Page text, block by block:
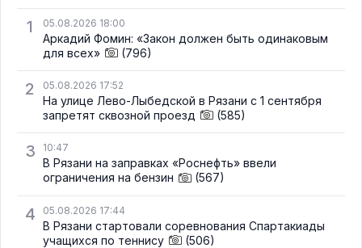
1
05.08.2026 18:00
Аркадий Фомин: «Закон должен быть одинаковым
для всех»
(796)
2 05.08.2026 17:52
На улице Лево-Лыбедской в Рязани с 1 сентября
запретят сквозной проезд
(585)
3 10:47
В Рязани на заправках «Роснефть» ввели
ограничения на бензин
(567)
4 05.08.2026 17:44
В Рязани стартовали соревнования Спартакиады
учащихся по теннису
(506)